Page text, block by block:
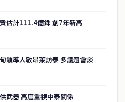
估計111.4億銖 創7年新高
領導人敏昂萊訪泰 多議題會談
武器 高度重視中泰關係